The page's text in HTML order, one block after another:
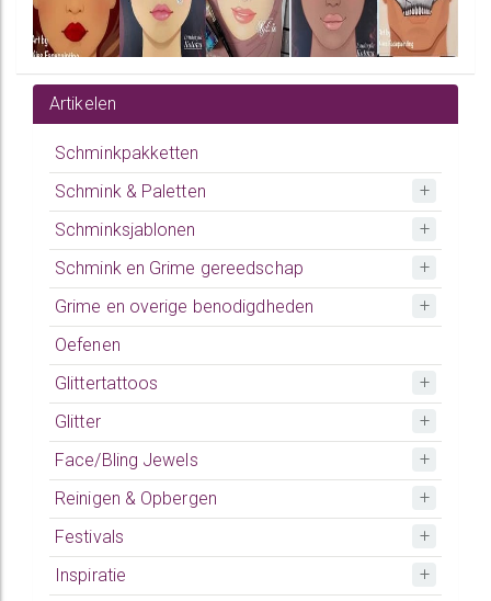
Artikelen
Schminkpakketten
Schmink & Paletten
Schminksjablonen
Schmink en Grime gereedschap
Grime en overige benodigdheden
Oefenen
Glittertattoos
Glitter
Face/Bling Jewels
Reinigen & Opbergen
Festivals
Inspiratie